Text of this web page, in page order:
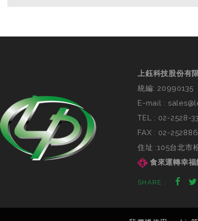
上鈺科技股份有
統編: 20990135
E-mail :
TEL : 02-2528-
FAX : 02-
住址 :105台北市
食來運轉幸福